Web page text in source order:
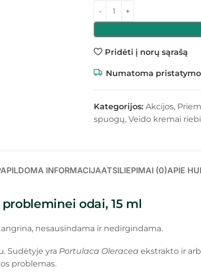
Pridėti į norų sąrašą
Numatoma
Kategorijos: Akcijos,
spuogų, Veido kremai
INFORMACIJAATSILIEPIMAI (0)APIE
odai, 15 ml
nesausindama ir nedirgindama.
Sudėtyje yra Portulaca Oleracea ekstrakto ir
problemas.